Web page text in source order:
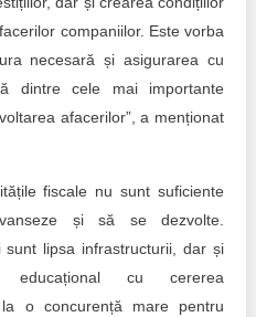
companiilor. Este vorba
necesară și asigurarea cu
dintre cele mai importante
afacerilor”, a menționat
fiscale nu sunt suficiente
și să se dezvolte.
lipsa infrastructurii, dar și
educațional cu cererea
o concurență mare pentru